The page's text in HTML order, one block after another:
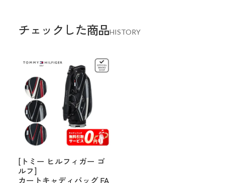
チェックした商品HISTORY
[トミー ヒルフィガー ゴ
ルフ]
カートキャディバッグ FA